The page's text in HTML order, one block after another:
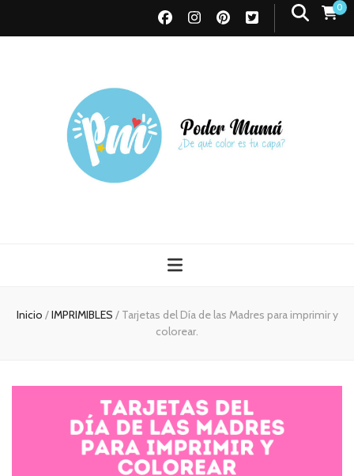
0
Inicio /IMPRIMIBLES / Tarjetas del Día de las Madres para imprimir y
colorear.